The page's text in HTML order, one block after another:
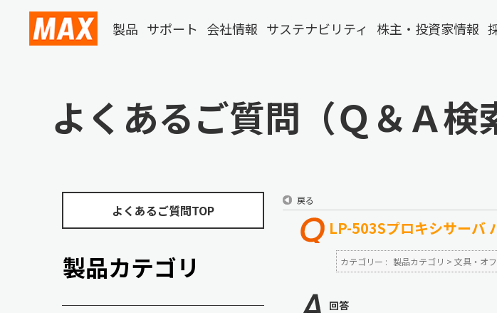
製品 サポート 会社情報 サステナビリティ 株主・投資家情報
よくあるご質問（Ｑ＆Ａ検
よくあるご質問TOP
製品カテゴリ
戻る
LP-503Sプロキシサーバ
カテゴリー : 製品カテゴリ > 文具・オ
回答